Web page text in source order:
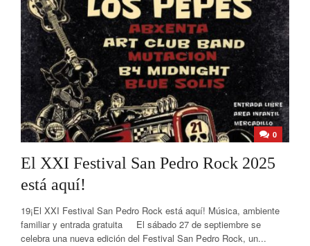
0
El XXI Festival San Pedro Rock 2025
está aquí!
19¡El XXI Festival San Pedro Rock está aquí! Música, ambiente
familiar y entrada gratuita El sábado 27 de septiembre se
celebra una nueva edición del Festival San Pedro Rock, un...